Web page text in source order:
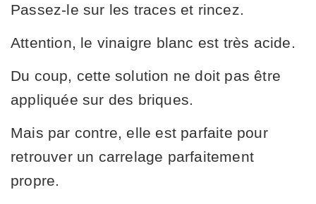
Passez-le sur les traces et rincez.
Attention, le vinaigre blanc est très acide.
Du coup, cette solution ne doit pas être
appliquée sur des briques.
Mais par contre, elle est parfaite pour
retrouver un carrelage parfaitement
propre.